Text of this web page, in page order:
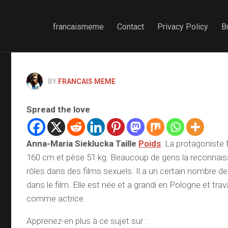
francaismeme Contact Privacy Policy
BY FRANCAIS MEME
Spread the love
Anna-Maria Sieklucka Taille Poids: La protagoniste
160 cm et pèse 51 kg. Beaucoup de gens la
rôles dans des films sexuels. Il a un certain nombre
dans le film. Elle est née et a grandi en Pologne et
comme actrice.
Apprenez-en plus à ce sujet sur :